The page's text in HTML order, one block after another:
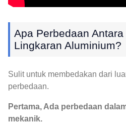
Apa Perbedaan
Lingkaran Aluminium?
Sulit untuk membedakan dari
perbedaan.
Pertama, Ada perbedaan
mekanik.